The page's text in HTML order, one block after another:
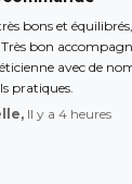
bons et
bon
avec de
pratiques.
Il y a 4 heures